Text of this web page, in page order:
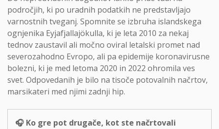
področjih, ki po uradnih podatkih ne predstavljajo
varnostnih tveganj. Spomnite se izbruha islandskega
ognjenika Eyjafjallajökulla, ki je leta 2010 za nekaj
tednov zaustavil ali močno oviral letalski promet nad
severozahodno Evropo, ali pa epidemije koronavirusne
bolezni, ki je med letoma 2020 in 2022 ohromila ves
svet. Odpovedanih je bilo na tisoče potovalnih načrtov,
marsikateri med njimi zadnji hip.
🎧 Ko gre pot drugače, kot ste načrtovali